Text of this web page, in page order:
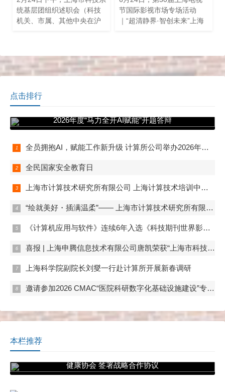
统基层团组织述职会（科技
机关、市属、其他中央在沪
源主持会议。市科技团工委
副书记韩龙、上海海事大学
专家并作现场点评。
节国际影视市场专场活动
｜“超清静界·智创未来”上海
点击排行
全员拥抱AI，赋能工作新升级 计算所公司举办
2026年度“马力全开AI赋能”开题答辩
全员拥抱AI，赋能工作新升级 计算所公司举办2026年度“马力全开AI赋能”开题答辩
全民国家安全教育日
上海市计算技术研究所有限公司 上海计算技术培训中心 首期数字化管理师（初级）培训班正式开班
“绘就美好・插满温柔”—— 上海市计算技术研究所有限公司妇委组织开展女职工春日活动
《计算机应用与软件》连续6年入选《科技期刊世界影响力指数(WJCI)报告》
喜报 | 上海申腾信息技术有限公司唐凯荣获“上海市科技系统三八红旗手”称号
上海科学院副院长刘燮一行赴计算所开展新春调研
邀请参加2026 CMAC“医院科研数字化基础设施建设”专题展
本栏推荐
上海市计算技术研究所有限公司与中国职业安全
健康协会 签署战略合作协议